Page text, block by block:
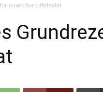
einen Kartoffelsalat